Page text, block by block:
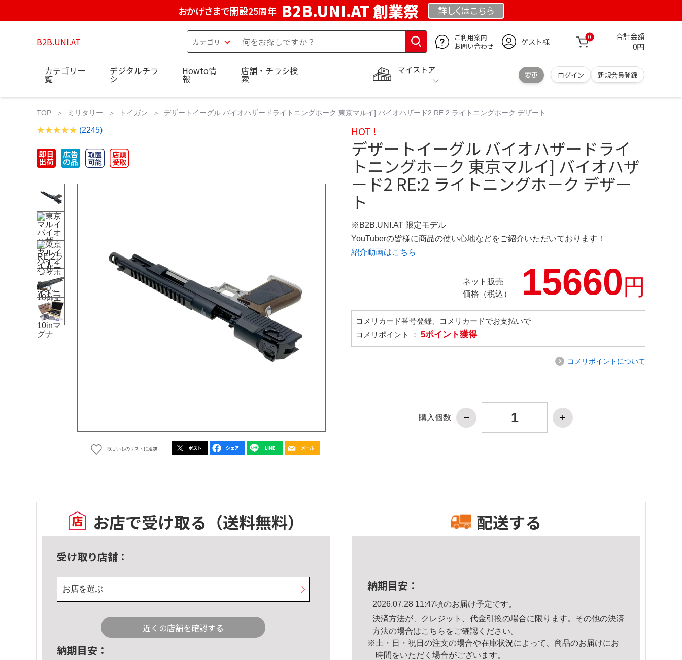
おかげさまで開設25周年 B2B.UNI.AT 創業祭 詳しくはこちら
B2B.UNI.AT
ご利用案内
お問い合わせ
ゲスト様 0 合計金額
0円
マイストア
変更 ログイン 新規会員登録
カテゴリ一
覧
デジタルチラ
シ
Howto情
報
店舗・チラシ検
索
TOP ミリタリー トイガン デザートイーグル バイオハザードライトニングホーク 東京マルイ] バイオハザード2 RE:2 ライトニングホーク デザート
(2245)
欲しいものリストに追加
HOT !
デザートイーグル バイオハザードライ
トニングホーク 東京マルイ] バイオハザ
ード2 RE:2 ライトニングホーク デザー
ト
※B2B.UNI.AT 限定モデル
YouTuberの皆様に商品の使い心地などをご紹介いただいております！
紹介動画はこちら
ネット販売
価格（税込）
15660円
コメリカード番号登録、コメリカードでお支払いで
コメリポイント ： 5ポイント獲得
コメリポイントについて
購入個数
お店で受け取る （送料無料）
受け取り店舗：
お店を選ぶ
近くの店舗を確認する
納期目安：
配送する
納期目安：
2026.07.28 11:47頃のお届け予定です。
決済方法が、クレジット、代金引換の場合に限ります。その他の決済
方法の場合はこちら をご確認ください。
※土・日・祝日の注文の場合や在庫状況によって、商品のお届けにお
時間をいただく場合がございます。